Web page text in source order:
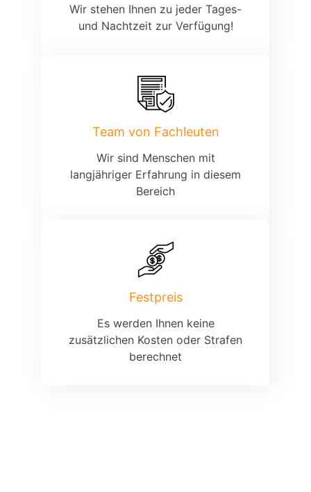
Wir stehen Ihnen zu jeder Tages-
und Nachtzeit zur Verfügung!
Team von Fachleuten
Wir sind Menschen mit
langjähriger Erfahrung in diesem
Bereich
Festpreis
Es werden Ihnen keine
zusätzlichen Kosten oder Strafen
berechnet